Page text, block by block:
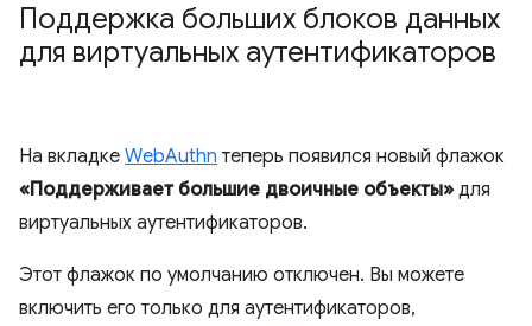
Поддержка больших блоков данных
для виртуальных аутентификаторов
На вкладке WebAuthn теперь появился новый флажок
«Поддерживает большие двоичные объекты» для
виртуальных аутентификаторов.
Этот флажок по умолчанию отключен. Вы можете
включить его только для аутентификаторов,